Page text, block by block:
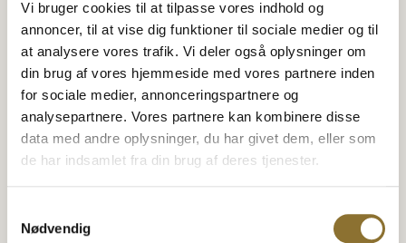
Vi bruger cookies til at tilpasse vores indhold og
annoncer, til at vise dig funktioner til sociale medier og til
at analysere vores trafik. Vi deler også oplysninger om
din brug af vores hjemmeside med vores partnere inden
for sociale medier, annonceringspartnere og
analysepartnere. Vores partnere kan kombinere disse
data med andre oplysninger, du har givet dem, eller som
de har indsamlet fra din brug af deres tjenester.
Nødvendig
Relaterede Produkter
Se også disse produkter
Slikkepinde 2 var.
−
POPULÆR
Nordthy Karamel Mix